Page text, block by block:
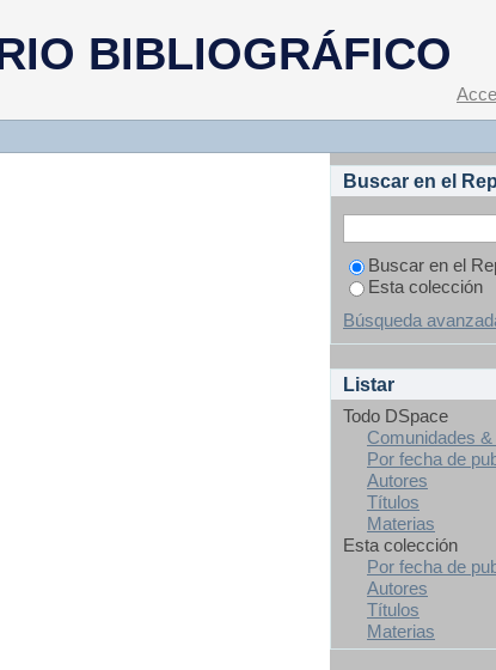
BIBLIOGRÁFICO
Buscar en el
Buscar en el
Esta colección
Búsqueda
Listar
Todo DSpace
Comunidades
Por fecha de
Autores
Títulos
Materias
Esta colección
Por fecha de
Autores
Títulos
Materias